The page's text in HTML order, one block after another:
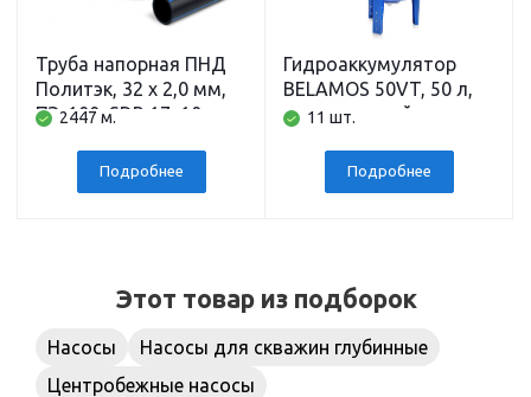
Труба напорная ПНД
Политэк, 32 x 2,0 мм,
ПЭ-100, SDR 17, 10 атм,
2447 м.
Подробнее
Гидроаккумулятор
BELAMOS 50VT, 50 л,
вертикальный
подключение 1 дюйм
11 шт.
Подробнее
Этот товар из подборок
Насосы
Насосы для скважин глубинные
Центробежные насосы